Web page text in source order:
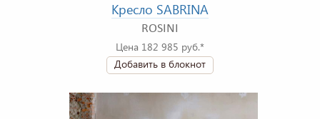
Кресло SABRINA
ROSINI
Цена 182 985 руб.*
Добавить в блокнот